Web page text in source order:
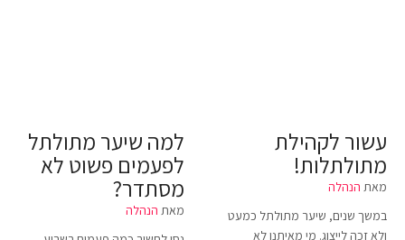
עשור לקהילת
מתולתלות!
מאת הנהלה
במשך שנים, שיער מתולתל כמעט
ולא זכה לייצוג. מי מאיתנו לא
למה שיער מתולתל
לפעמים פשוט לא
מסתדר?
מאת הנהלה